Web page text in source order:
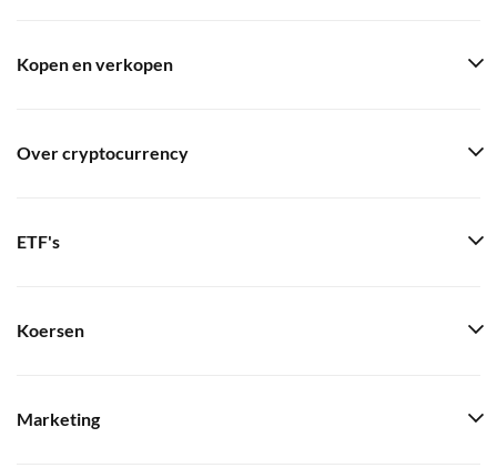
Kopen en verkopen
Over cryptocurrency
ETF's
Koersen
Marketing